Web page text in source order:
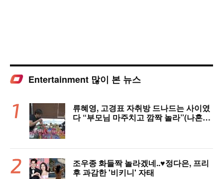
Entertainment 많이 본 뉴스
류혜영, 고경표 자취방 드나드는 사이였
다 “부모님 마주치고 깜짝 놀라”(나혼자
조우종 화들짝 놀라겠네..♥정다은, 프리
후 과감한 '비키니' 자태